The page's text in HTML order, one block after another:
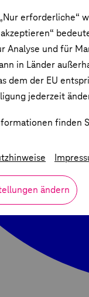
erforderliche“
akzeptieren“
Analyse und für
in Länder
dem der EU
jederzeit
finden
ändern